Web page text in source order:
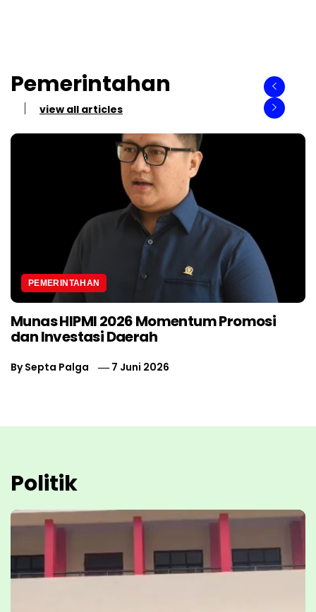
Pemerintahan
view all articles
PEMERINTAHAN
Munas HIPMI 2026 Momentum Promosi
dan Investasi Daerah
BySepta Palga 7 Juni 2026
Politik